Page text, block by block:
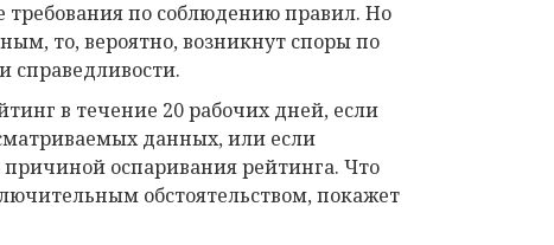
требования по соблюдению правил. Но
то, вероятно, возникнут споры по
справедливости.
в течение 20 рабочих дней, если
данных, или если
оспаривания рейтинга. Что
обстоятельством, покажет